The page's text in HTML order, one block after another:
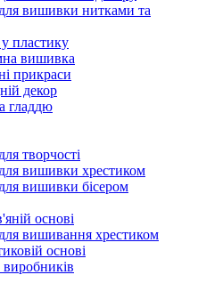
вишивки нитками та
пластику
вишивка
прикраси
декор
гладдю
творчості
вишивки хрестиком
вишивки бісером
основі
вишивання хрестиком
основі